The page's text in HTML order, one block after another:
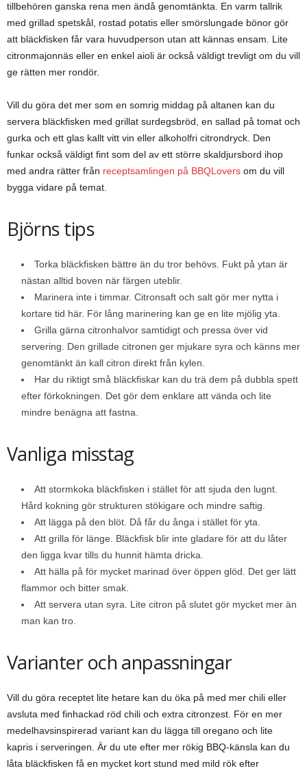
tillbehören ganska rena men ändå genomtänkta. En varm tallrik
med grillad spetskål, rostad potatis eller smörslungade bönor gör
att bläckfisken får vara huvudperson utan att kännas ensam. Lite
citronmajonnäs eller en enkel aioli är också väldigt trevligt om du vill
ge rätten mer rondör.
Vill du göra det mer som en somrig middag på altanen kan du
servera bläckfisken med grillat surdegsbröd, en sallad på tomat och
gurka och ett glas kallt vitt vin eller alkoholfri citrondryck. Den
funkar också väldigt fint som del av ett större skaldjursbord ihop
med andra rätter från receptsamlingen på BBQLovers om du vill
bygga vidare på temat.
Björns tips
Torka bläckfisken bättre än du tror behövs. Fukt på ytan är
nästan alltid boven när färgen uteblir.
Marinera inte i timmar. Citronsaft och salt gör mer nytta i
kortare tid här. För lång marinering kan ge en lite mjölig yta.
Grilla gärna citronhalvor samtidigt och pressa över vid
servering. Den grillade citronen ger mjukare syra och känns mer
genomtänkt än kall citron direkt från kylen.
Har du riktigt små bläckfiskar kan du trä dem på dubbla spett
efter förkokningen. Det gör dem enklare att vända och lite
mindre benägna att fastna.
Vanliga misstag
Att stormkoka bläckfisken i stället för att sjuda den lugnt.
Hård kokning gör strukturen stökigare och mindre saftig.
Att lägga på den blöt. Då får du ånga i stället för yta.
Att grilla för länge. Bläckfisk blir inte gladare för att du låter
den ligga kvar tills du hunnit hämta dricka.
Att hälla på för mycket marinad över öppen glöd. Det ger lätt
flammor och bitter smak.
Att servera utan syra. Lite citron på slutet gör mycket mer än
man kan tro.
Varianter och anpassningar
Vill du göra receptet lite hetare kan du öka på med mer chili eller
avsluta med finhackad röd chili och extra citronzest. För en mer
medelhavsinspirerad variant kan du lägga till oregano och lite
kapris i serveringen. Är du ute efter mer rökig BBQ-känsla kan du
låta bläckfisken få en mycket kort stund med mild rök efter